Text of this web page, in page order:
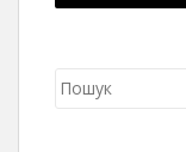
Пошук